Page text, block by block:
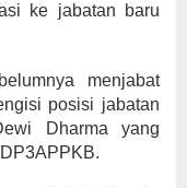
ke jabatan baru
menjabat
posisi jabatan
Dharma yang